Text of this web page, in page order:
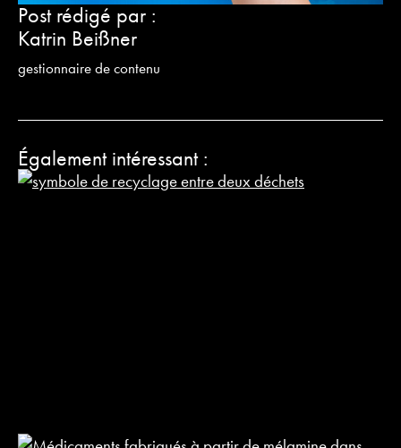
Post rédigé par :
Katrin Beißner
gestionnaire de contenu
Également intéressant :